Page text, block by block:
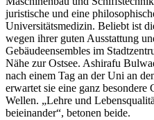
juristische und eine
Universitätsmedizin. Beliebt ist
wegen ihrer guten Ausstattung
Gebäudeensembles im
Nähe zur Ostsee. Ashirafu
nach einem Tag an der Uni an
erwartet sie eine ganz besondere
Wellen. „Lehre und
beieinander“, betonen beide.